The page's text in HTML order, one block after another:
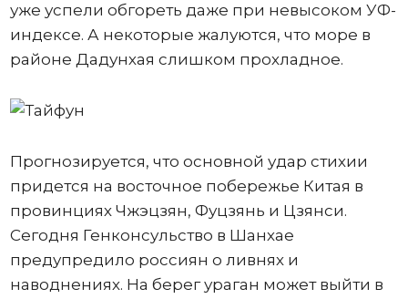
уже успели обгореть даже при невысоком УФ-
индексе. А некоторые жалуются, что море в
районе Дадунхая слишком прохладное.
Прогнозируется, что основной удар стихии
придется на восточное побережье Китая в
провинциях Чжэцзян, Фуцзянь и Цзянси.
Сегодня Генконсульство в Шанхае
предупредило россиян о ливнях и
наводнениях. На берег ураган может выйти в